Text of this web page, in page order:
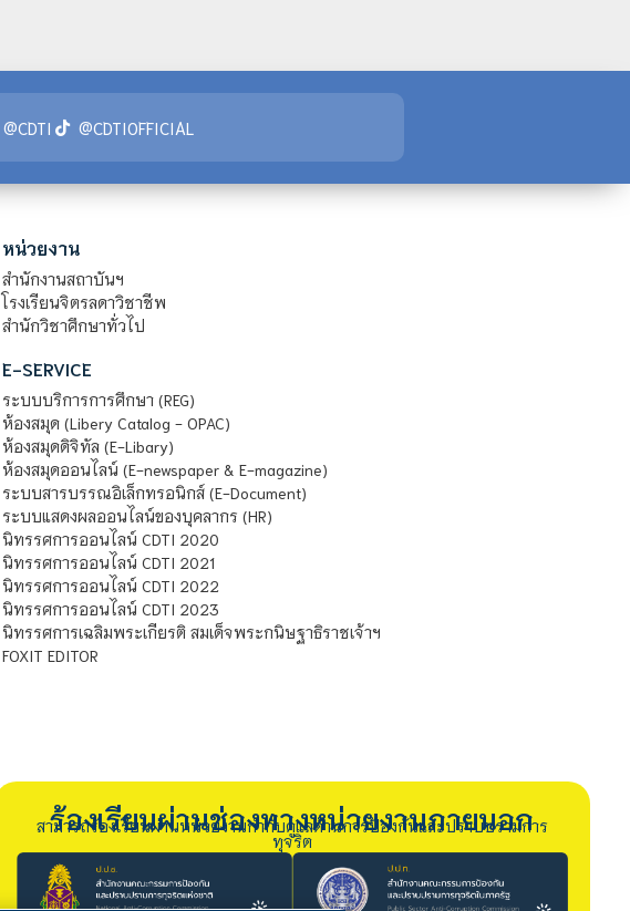
@CDTI @CDTIOFFICIAL
หน่วยงาน
สำนักงานสถาบันฯ
โรงเรียนจิตรลดาวิชาชีพ
สำนักวิชาศึกษาทั่วไป
E-SERVICE
ระบบบริการการศึกษา (REG)
ห้องสมุด (Libery Catalog - OPAC)
ห้องสมุดดิจิทัล (E-Libary)
ห้องสมุดออนไลน์ (E-newspaper & E-magazine)
ระบบสารบรรณอิเล็กทรอนิกส์ (E-Document)
ระบบแสดงผลออนไลน์ของบุคลากร (HR)
นิทรรศการออนไลน์ CDTI 2020
นิทรรศการออนไลน์ CDTI 2021
นิทรรศการออนไลน์ CDTI 2022
นิทรรศการออนไลน์ CDTI 2023
นิทรรศการเฉลิมพระเกียรติ สมเด็จพระกนิษฐาธิราชเจ้าฯ
FOXIT EDITOR
ร้องเรียนผ่านช่องทางหน่วยงานภายนอก
สามารถร้องเรียนผ่านหน่วยงานกำกับดูแลด้านการป้องกันและปราบปรามการ
ทุจริต